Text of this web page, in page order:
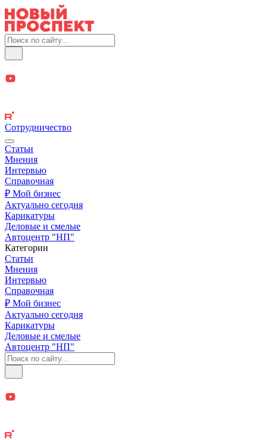
Сотрудничество
Статьи
Мнения
Интервью
Справочная
₽ Мой бизнес
Актуально сегодня
Карикатуры
Деловые и смелые
Автоцентр "НП"
Категории
Статьи
Мнения
Интервью
Справочная
₽ Мой бизнес
Актуально сегодня
Карикатуры
Деловые и смелые
Автоцентр "НП"